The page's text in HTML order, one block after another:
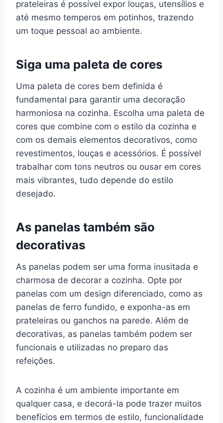
prateleiras é possível expor louças, utensílios e
até mesmo temperos em potinhos, trazendo
um toque pessoal ao ambiente.
Siga uma paleta de cores
Uma paleta de cores bem definida é
fundamental para garantir uma decoração
harmoniosa na cozinha. Escolha uma paleta de
cores que combine com o estilo da cozinha e
com os demais elementos decorativos, como
revestimentos, louças e acessórios. É possível
trabalhar com tons neutros ou ousar em cores
mais vibrantes, tudo depende do estilo
desejado.
As panelas também são
decorativas
As panelas podem ser uma forma inusitada e
charmosa de decorar a cozinha. Opte por
panelas com um design diferenciado, como as
panelas de ferro fundido, e exponha-as em
prateleiras ou ganchos na parede. Além de
decorativas, as panelas também podem ser
funcionais e utilizadas no preparo das
refeições.
A cozinha é um ambiente importante em
qualquer casa, e decorá-la pode trazer muitos
benefícios em termos de estilo, funcionalidade